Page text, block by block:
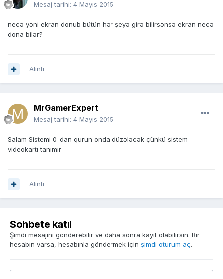
Mesaj tarihi: 4 Mayıs 2015
necə yəni ekran donub bütün hər şeyə girə bilirsənsə ekran necə
dona bilər?
Alıntı
MrGamerExpert
Mesaj tarihi: 4 Mayıs 2015
Salam Sistemi 0-dan qurun onda düzələcək çünkü sistem
videokartı tanımır
Alıntı
Sohbete katıl
Şimdi mesajını gönderebilir ve daha sonra kayıt olabilirsin. Bir
hesabın varsa, hesabınla göndermek için şimdi oturum aç.